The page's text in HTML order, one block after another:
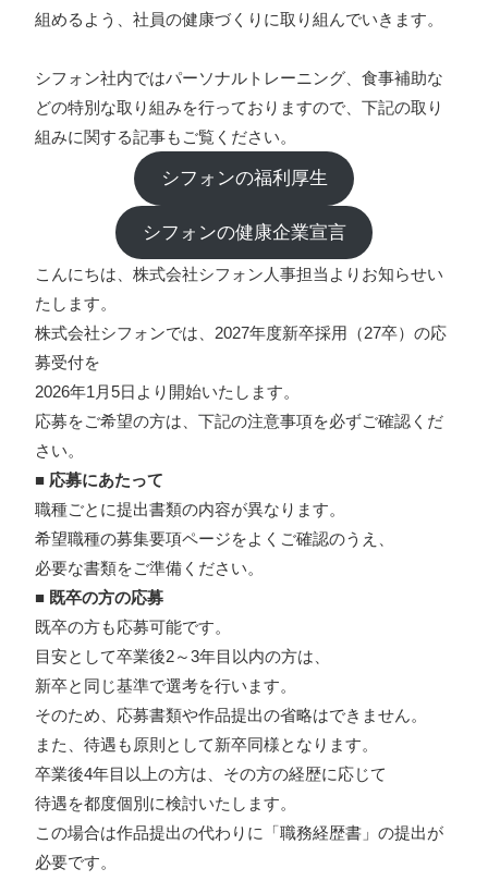
組めるよう、社員の健康づくりに取り組んでいきます。
シフォン社内ではパーソナルトレーニング、食事補助な
どの特別な取り組みを行っておりますので、下記の取り
組みに関する記事もご覧ください。
シフォンの福利厚生
シフォンの健康企業宣言
こんにちは、株式会社シフォン人事担当よりお知らせい
たします。
株式会社シフォンでは、2027年度新卒採用（27卒）の応
募受付を
2026年1月5日より開始いたします。
応募をご希望の方は、下記の注意事項を必ずご確認くだ
さい。
■ 応募にあたって
職種ごとに提出書類の内容が異なります。
希望職種の募集要項ページをよくご確認のうえ、
必要な書類をご準備ください。
■ 既卒の方の応募
既卒の方も応募可能です。
目安として卒業後2～3年目以内の方は、
新卒と同じ基準で選考を行います。
そのため、応募書類や作品提出の省略はできません。
また、待遇も原則として新卒同様となります。
卒業後4年目以上の方は、その方の経歴に応じて
待遇を都度個別に検討いたします。
この場合は作品提出の代わりに「職務経歴書」の提出が
必要です。